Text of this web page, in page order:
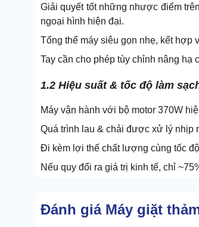
Giải quyết tốt những nhược điểm
ngoại hình hiện đại.
Tổng thể máy siêu gọn nhẹ, kết hợp
Tay cần cho phép tùy chỉnh nâng hạ
1.2 Hiệu suất & tốc độ làm
Máy vận hành với bộ motor 370W
Quá trình lau & chải được xử lý nhịp
Đi kèm lợi thế chất lượng cùng tốc
Nếu quy đổi ra giá trị kinh tế, chỉ
Đánh giá Máy giặt